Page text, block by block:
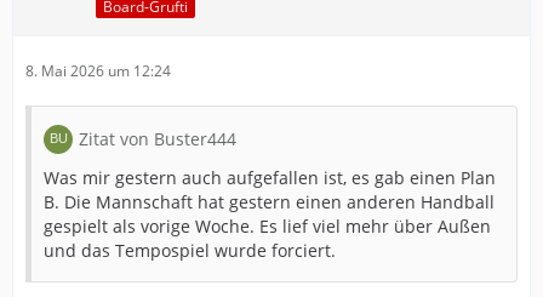
Board-Grufti
8. Mai 2026 um 12:24
Zitat von Buster444
Was mir gestern auch aufgefallen ist, es gab einen Plan
B. Die Mannschaft hat gestern einen anderen Handball
gespielt als vorige Woche. Es lief viel mehr über Außen
und das Tempospiel wurde forciert.